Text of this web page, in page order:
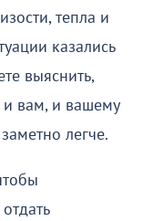
тепла и
казались
выяснить,
и вам, и вашему
легче.